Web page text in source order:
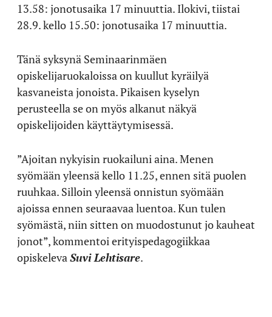
13.58: jonotusaika 17 minuuttia. Ilokivi, tiistai
28.9. kello 15.50: jonotusaika 17 minuuttia.
Tänä syksynä Seminaarinmäen
opiskelijaruokaloissa on kuullut kyräilyä
kasvaneista jonoista. Pikaisen kyselyn
perusteella se on myös alkanut näkyä
opiskelijoiden käyttäytymisessä.
”Ajoitan nykyisin ruokailuni aina. Menen
syömään yleensä kello 11.25, ennen sitä puolen
ruuhkaa. Silloin yleensä onnistun syömään
ajoissa ennen seuraavaa luentoa. Kun tulen
syömästä, niin sitten on muodostunut jo kauheat
jonot”, kommentoi erityispedagogiikkaa
opiskeleva Suvi Lehtisare.